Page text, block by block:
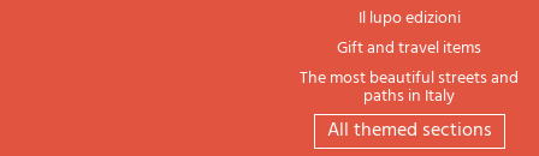
Il lupo edizioni
Gift and travel items
The most beautiful streets and
paths in Italy
All themed sections